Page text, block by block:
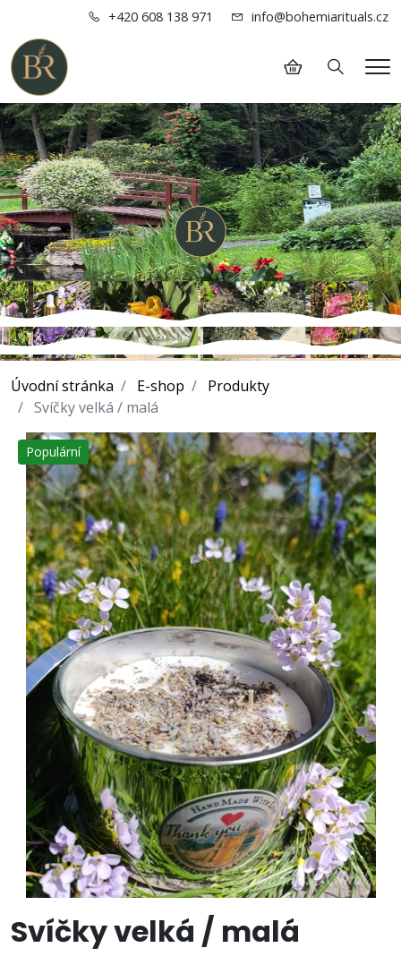
+420 608 138 971 info@bohemiarituals.cz
Hledání
Úvodní stránka E-shop
Produkty
Svíčky velká / malá
Populární
Svíčky velká / malá